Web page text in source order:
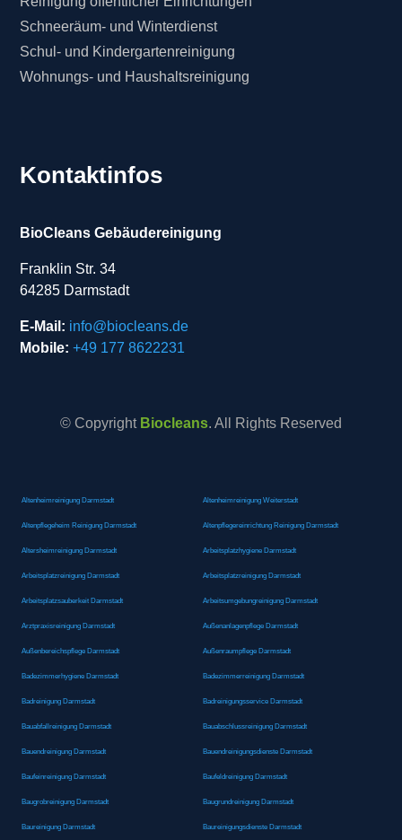
Schneeräum- und Winterdienst
Schul- und Kindergartenreinigung
Wohnungs- und Haushaltsreinigung
Kontaktinfos
BioCleans Gebäudereinigung
Franklin Str. 34
64285 Darmstadt
E-Mail: info@biocleans.de
Mobile: +49 177 8622231
© Copyright Biocleans. All Rights Reserved
Altenheimreinigung Darmstadt Altenheimreinigung Weiterstadt
Altenpflegeheim Reinigung Darmstadt Altenpflegereinrichtung Reinigung Darmstadt
Altersheimreinigung Darmstadt Arbeitsplatzhygiene Darmstadt
Arbeitsplatzreinigung Darmstadt Arbeitsplatzreinigung Darmstadt
Arbeitsplatzsauberkeit Darmstadt Arbeitsumgebungreinigung Darmstadt
Arztpraxisreinigung Darmstadt Außenanlagenpflege Darmstadt
Außenbereichspflege Darmstadt Außenraumpflege Darmstadt
Badezimmerhygiene Darmstadt Badezimmerreinigung Darmstadt
Badreinigung Darmstadt Badreinigungsservice Darmstadt
Bauabfallreinigung Darmstadt Bauabschlussreinigung Darmstadt
Bauendreinigung Darmstadt Bauendreinigungsdienste Darmstadt
Baufeinreinigung Darmstadt Baufeldreinigung Darmstadt
Baugrobreinigung Darmstadt Baugrundreinigung Darmstadt
Baureinigung Darmstadt Baureinigungsdienste Darmstadt